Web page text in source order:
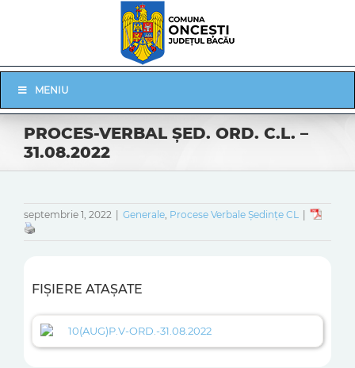
Navigation
MENIU
PROCES-VERBAL ŞED. ORD. C.L. –
31.08.2022
septembrie 1, 2022 Generale, Procese Verbale Ședințe CL
FIȘIERE ATAȘATE
10(AUG)P.V-ORD.-31.08.2022